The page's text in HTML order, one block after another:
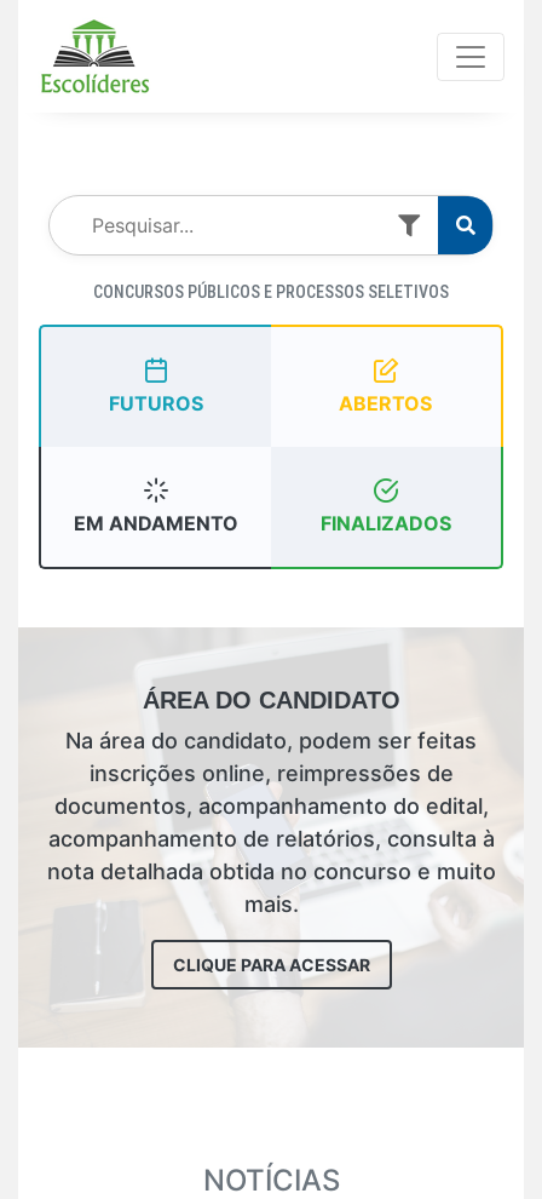
CONCURSOS PÚBLICOS E PROCESSOS SELETIVOS
FUTUROS ABERTOS
EM ANDAMENTO FINALIZADOS
ÁREA DO CANDIDATO
Na área do candidato, podem ser feitas
inscrições online, reimpressões de
documentos, acompanhamento do edital,
acompanhamento de relatórios, consulta à
nota detalhada obtida no concurso e muito
mais.
CLIQUE PARA ACESSAR
NOTÍCIAS